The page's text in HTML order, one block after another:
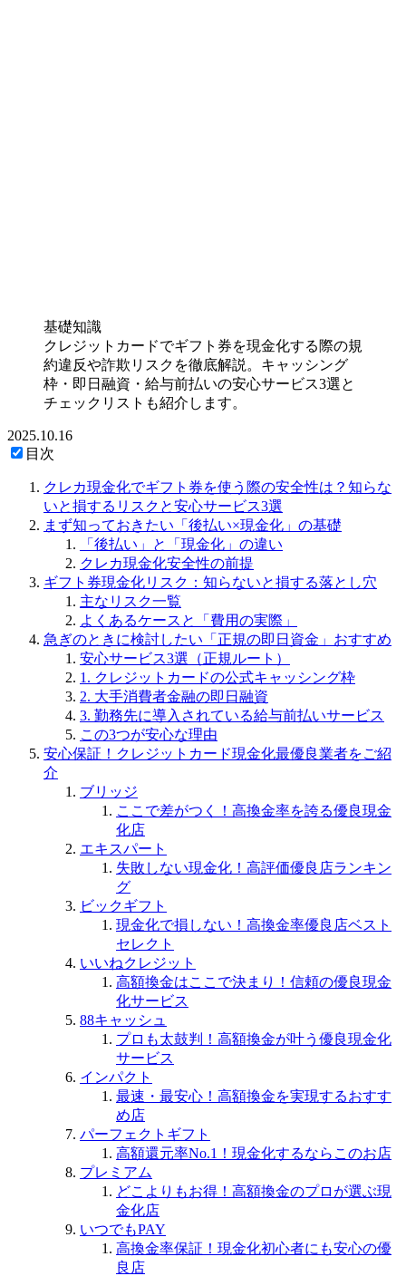
基礎知識
クレジットカードでギフト券を現金化する際の規
約違反や詐欺リスクを徹底解説。キャッシング
枠・即日融資・給与前払いの安心サービス3選と
チェックリストも紹介します。
2025.10.16
目次
クレカ現金化でギフト券を使う際の安全性は？知らな
いと損するリスクと安心サービス3選
まず知っておきたい「後払い×現金化」の基礎
「後払い」と「現金化」の違い
クレカ現金化安全性の前提
ギフト券現金化リスク：知らないと損する落とし穴
主なリスク一覧
よくあるケースと「費用の実際」
急ぎのときに検討したい「正規の即日資金」おすすめ
安心サービス3選（正規ルート）
1. クレジットカードの公式キャッシング枠
2. 大手消費者金融の即日融資
3. 勤務先に導入されている給与前払いサービス
この3つが安心な理由
安心保証！クレジットカード現金化最優良業者をご紹
介
ブリッジ
ここで差がつく！高換金率を誇る優良現金
化店
エキスパート
失敗しない現金化！高評価優良店ランキン
グ
ビックギフト
現金化で損しない！高換金率優良店ベスト
セレクト
いいねクレジット
高額換金はここで決まり！信頼の優良現金
化サービス
88キャッシュ
プロも太鼓判！高額換金が叶う優良現金化
サービス
インパクト
最速・最安心！高額換金を実現するおすす
め店
パーフェクトギフト
高額還元率No.1！現金化するならこのお店
プレミアム
どこよりもお得！高額換金のプロが選ぶ現
金化店
いつでもPAY
高換金率保証！現金化初心者にも安心の優
良店